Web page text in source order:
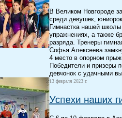
В Великом Новгороде
среди девушек,
Гимнастка нашей
упражнениях, а также
разряда. Тренеры
Софья Алексеева
4 место в опорном
Победители и призеры
девчонок с удачными
13 февраля 2023 г.
Успехи наших